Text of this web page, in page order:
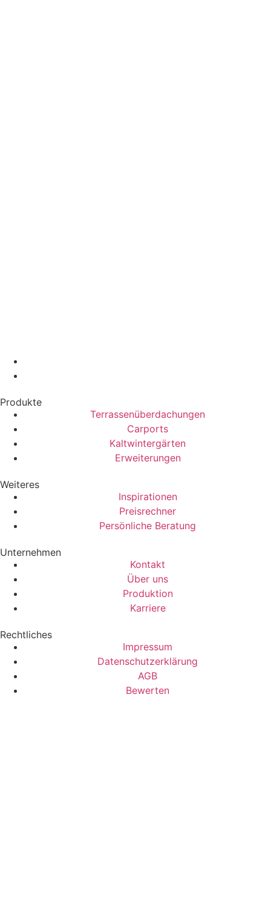
Produkte
Terrassenüberdachungen
Carports
Kaltwintergärten
Erweiterungen
Weiteres
Inspirationen
Preisrechner
Persönliche Beratung
Unternehmen
Kontakt
Über uns
Produktion
Karriere
Rechtliches
Impressum
Datenschutzerklärung
AGB
Bewerten